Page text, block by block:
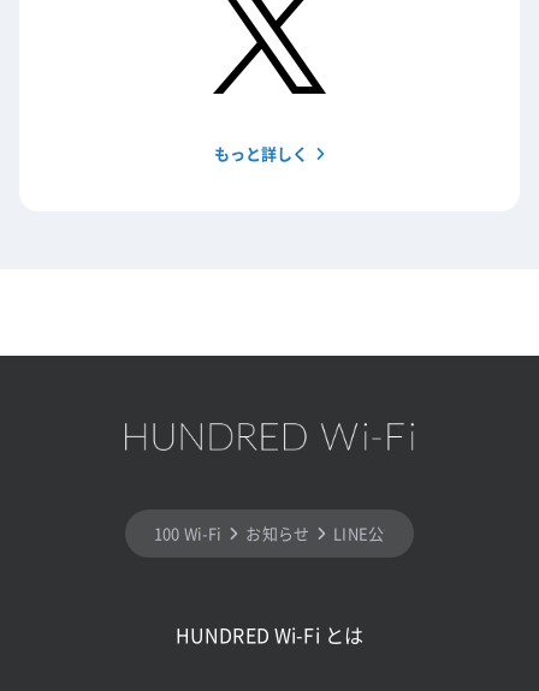
もっと詳しく
100 Wi-Fi お知らせ LINE公式アカウント
HUNDRED Wi-Fi とは